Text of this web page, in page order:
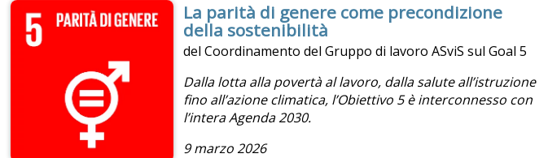
La parità di genere come precondizione
della sostenibilità
del Coordinamento del Gruppo di lavoro ASviS sul Goal 5
Dalla lotta alla povertà al lavoro, dalla salute all’istruzione
fino all’azione climatica, l’Obiettivo 5 è interconnesso con
l’intera Agenda 2030.
9 marzo 2026